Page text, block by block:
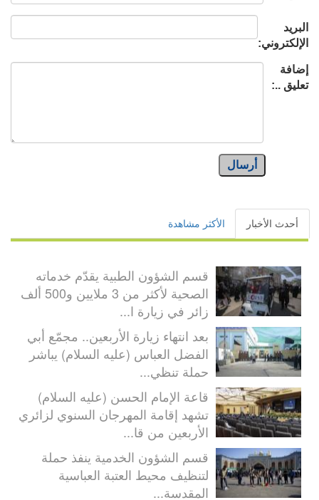
البريد
الإلكتروني:
إضافة
تعليق ..:
أرسال
أحدث الأخبار الأكثر مشاهدة
قسم الشؤون الطبية يقدّم خدماته
الصحية لأكثر من 3 ملايين و500 ألف
زائر في زيارة ا...
بعد انتهاء زيارة الأربعين.. مجمّع أبي
الفضل العباس (عليه السلام) يباشر
حملة تنظي...
قاعة الإمام الحسن (عليه السلام)
تشهد إقامة المهرجان السنوي لزائري
الأربعين من قا...
قسم الشؤون الخدمية ينفذ حملة
لتنظيف محيط العتبة العباسية
المقدسة...